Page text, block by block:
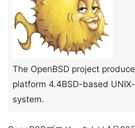
The OpenBSD project
platform 4.4BSD-based
system.